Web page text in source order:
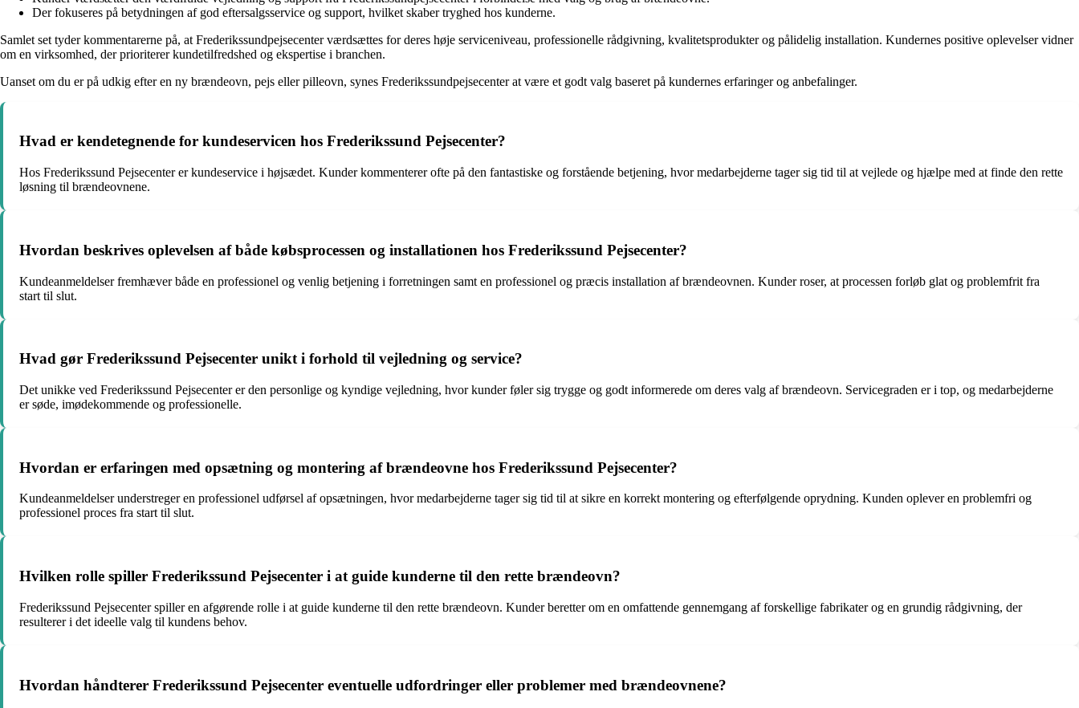
Der fokuseres på betydningen af god eftersalgsservice og support, hvilket skaber tryghed hos kunderne.
Samlet set tyder kommentarerne på, at Frederikssundpejsecenter værdsættes for deres høje serviceniveau, professionelle rådgivning, kvalitetsprodukter og pålidelig installation. Kundernes positive oplevelser vidner
om en virksomhed, der prioriterer kundetilfredshed og ekspertise i branchen.
Uanset om du er på udkig efter en ny brændeovn, pejs eller pilleovn, synes Frederikssundpejsecenter at være et godt valg baseret på kundernes erfaringer og anbefalinger.
Hvad er kendetegnende for kundeservicen hos Frederikssund Pejsecenter?
Hos Frederikssund Pejsecenter er kundeservice i højsædet. Kunder kommenterer ofte på den fantastiske og forstående betjening, hvor medarbejderne tager sig tid til at vejlede og hjælpe med at finde den rette
løsning til brændeovnene.
Hvordan beskrives oplevelsen af både købsprocessen og installationen hos Frederikssund Pejsecenter?
Kundeanmeldelser fremhæver både en professionel og venlig betjening i forretningen samt en professionel og præcis installation af brændeovnen. Kunder roser, at processen forløb glat og problemfrit fra
start til slut.
Hvad gør Frederikssund Pejsecenter unikt i forhold til vejledning og service?
Det unikke ved Frederikssund Pejsecenter er den personlige og kyndige vejledning, hvor kunder føler sig trygge og godt informerede om deres valg af brændeovn. Servicegraden er i top, og medarbejderne
er søde, imødekommende og professionelle.
Hvordan er erfaringen med opsætning og montering af brændeovne hos Frederikssund Pejsecenter?
Kundeanmeldelser understreger en professionel udførsel af opsætningen, hvor medarbejderne tager sig tid til at sikre en korrekt montering og efterfølgende oprydning. Kunden oplever en problemfri og
professionel proces fra start til slut.
Hvilken rolle spiller Frederikssund Pejsecenter i at guide kunderne til den rette brændeovn?
Frederikssund Pejsecenter spiller en afgørende rolle i at guide kunderne til den rette brændeovn. Kunder beretter om en omfattende gennemgang af forskellige fabrikater og en grundig rådgivning, der
resulterer i det ideelle valg til kundens behov.
Hvordan håndterer Frederikssund Pejsecenter eventuelle udfordringer eller problemer med brændeovnene?